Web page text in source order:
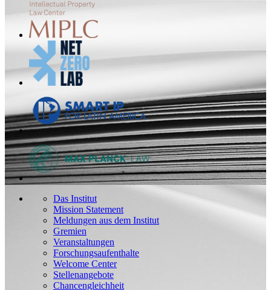
Das Institut
Mission Statement
Meldungen aus dem Institut
Gremien
Veranstaltungen
Forschungsaufenthalte
Welcome Center
Stellenangebote
Chancengleichheit